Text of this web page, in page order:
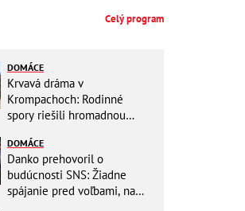
Celý program
DOMÁCE
Krvavá dráma v
Krompachoch: Rodinné
spory riešili hromadnou
DOMÁCE
Danko prehovoril o
budúcnosti SNS: Žiadne
spájanie pred voľbami, na